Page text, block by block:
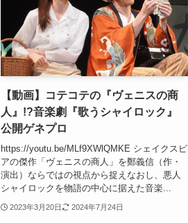
【動画】コテコテの『ヴェニスの商
人』!?音楽劇『歌うシャイロック』
公開ゲネプロ
https://youtu.be/MLf9XWlQMKE シェイクスピ
アの傑作「ヴェニスの商人」を鄭義信（作・
演出）ならではの視点から捉えなおし、悪人
シャイロックを物語の中心に据えた音楽...
2023年3月20日 2024年7月24日